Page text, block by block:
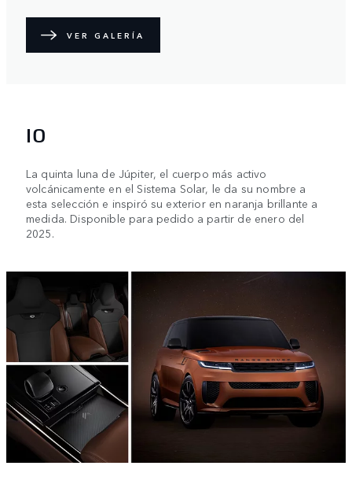
VER GALERÍA
IO
La quinta luna de Júpiter, el cuerpo más activo
volcánicamente en el Sistema Solar, le da su nombre a
esta selección e inspiró su exterior en naranja brillante a
medida. Disponible para pedido a partir de enero del
2025.